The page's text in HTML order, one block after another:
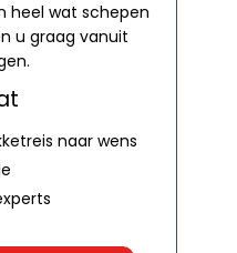
heel wat schepen
u graag vanuit
naar wens